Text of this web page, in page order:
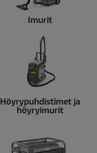
Imurit
Höyrypuhdistimet ja
höyryimurit